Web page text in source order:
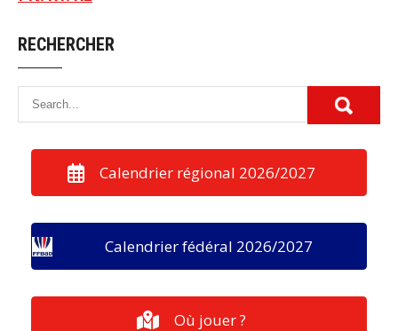
RECHERCHER
Calendrier régional 2026/2027
Calendrier fédéral 2026/2027
Où jouer ?